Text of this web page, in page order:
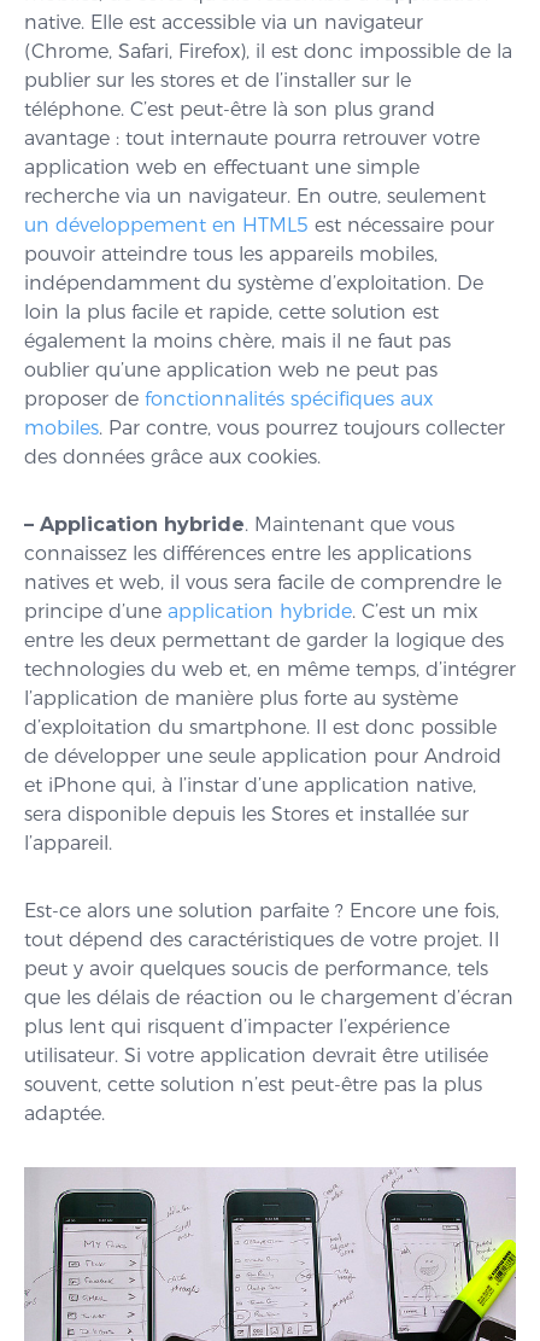
native. Elle est accessible via un navigateur
(Chrome, Safari, Firefox), il est donc impossible de la
publier sur les stores et de l’installer sur le
téléphone. C’est peut-être là son plus grand
avantage : tout internaute pourra retrouver votre
application web en effectuant une simple
recherche via un navigateur. En outre, seulement
un développement en HTML5 est nécessaire pour
pouvoir atteindre tous les appareils mobiles,
indépendamment du système d’exploitation. De
loin la plus facile et rapide, cette solution est
également la moins chère, mais il ne faut pas
oublier qu’une application web ne peut pas
proposer de fonctionnalités spécifiques aux
mobiles. Par contre, vous pourrez toujours collecter
des données grâce aux cookies.
– Application hybride. Maintenant que vous
connaissez les différences entre les applications
natives et web, il vous sera facile de comprendre le
principe d’une application hybride. C’est un mix
entre les deux permettant de garder la logique des
technologies du web et, en même temps, d’intégrer
l’application de manière plus forte au système
d’exploitation du smartphone. Il est donc possible
de développer une seule application pour Android
et iPhone qui, à l’instar d’une application native,
sera disponible depuis les Stores et installée sur
l’appareil.
Est-ce alors une solution parfaite ? Encore une fois,
tout dépend des caractéristiques de votre projet. Il
peut y avoir quelques soucis de performance, tels
que les délais de réaction ou le chargement d’écran
plus lent qui risquent d’impacter l’expérience
utilisateur. Si votre application devrait être utilisée
souvent, cette solution n’est peut-être pas la plus
adaptée.